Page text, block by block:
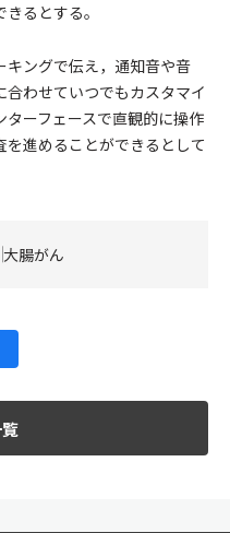
るとする。
キングで伝え，通知音や音
わせていつでもカスタマイ
ーフェースで直観的に操作
進めることができるとして
大腸がん